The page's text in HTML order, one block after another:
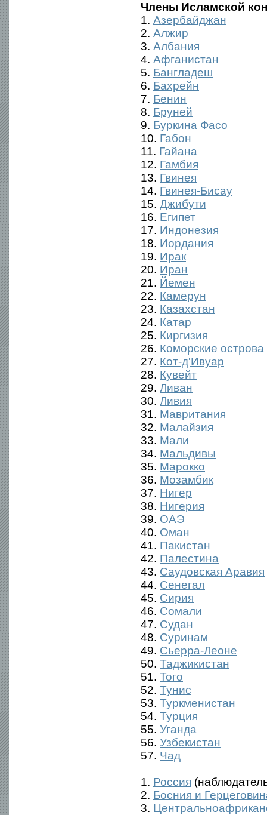
Члены Исламской
1. Азербайджан
2. Алжир
3. Албания
4. Афганистан
5. Бангладеш
6. Бахрейн
7. Бенин
8. Бруней
9. Буркина Фасо
10. Габон
11. Гайана
12. Гамбия
13. Гвинея
14. Гвинея-Бисау
15. Джибути
16. Египет
17. Индонезия
18. Иордания
19. Ирак
20. Иран
21. Йемен
22. Камерун
23. Казахстан
24. Катар
25. Киргизия
26. Коморские острова
27. Кот-д'Ивуар
28. Кувейт
29. Ливан
30. Ливия
31. Мавритания
32. Малайзия
33. Мали
34. Мальдивы
35. Марокко
36. Мозамбик
37. Нигер
38. Нигерия
39. ОАЭ
40. Оман
41. Пакистан
42. Палестина
43. Саудовская Аравия
44. Сенегал
45. Сирия
46. Сомали
47. Судан
48. Суринам
49. Сьерра-Леоне
50. Таджикистан
51. Того
52. Тунис
53. Туркменистан
54. Турция
55. Уганда
56. Узбекистан
57. Чад
1. Россия
2. Босния и
3.